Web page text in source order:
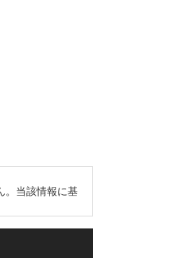
。当該情報に基